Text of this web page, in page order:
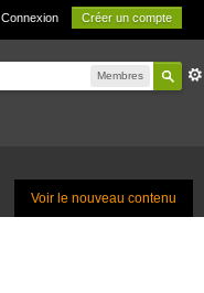
Connexion Créer un compte
Membres
Voir le nouveau contenu